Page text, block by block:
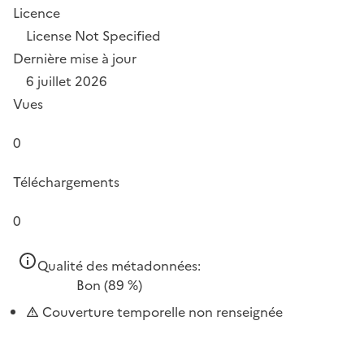
Licence
License Not Specified
Dernière mise à jour
6 juillet 2026
Vues
0
Téléchargements
0
Qualité des métadonnées:
Bon (89 %)
Couverture temporelle non renseignée